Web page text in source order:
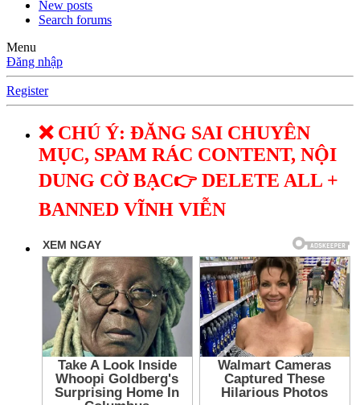
New posts
Search forums
Menu
Đăng nhập
Register
❌ CHÚ Ý: ĐĂNG SAI CHUYÊN
MỤC, SPAM RÁC CONTENT, NỘI
DUNG CỜ BẠC👉 DELETE ALL +
BANNED VĨNH VIỄN